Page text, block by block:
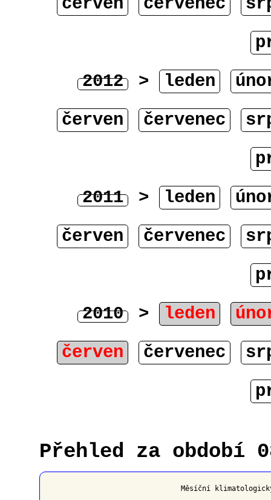
2012 > leden
červen
červenec
2011 > leden
červen
červenec
2010 > leden
červen
červenec
Přehled za období
Měsíční